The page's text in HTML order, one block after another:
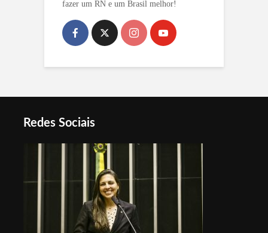
fazer um RN e um Brasil melhor!
Redes Sociais